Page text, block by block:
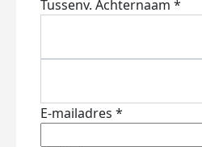
Tussenv. Achternaam *
E-mailadres *